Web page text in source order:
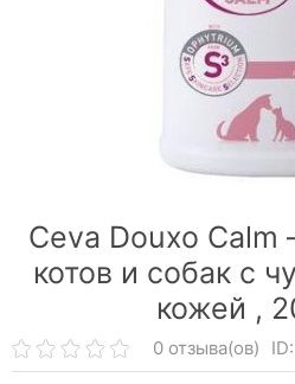
Ceva Douxo Calm
котов и собак с
кожей ,
0 отзыва(ов)